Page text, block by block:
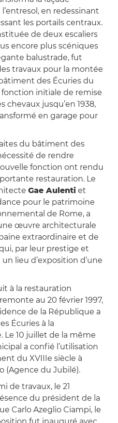
en redessinant
les portails centraux.
de deux escaliers
encore plus scéniques
balustrade, fut
travaux pour la montée
des Écuries du
fonction initiale de remise
chevaux jusqu’en 1938,
en garage pour
du bâtiment des
de rendre
fonction ont rendu
restauration. Le
Gae Aulentiet
pour le patrimoine
de Rome, a
œuvre architecturale
extraordinaire et de
par leur prestige et
lieu d’exposition d’une
à la restauration
au 20 février 1997,
de la République a
Écuries à la
Le 10 juillet de la même
a confié l’utilisation
du XVIIIe siècle à
(Agence du Jubilé).
de travaux, le 21
du président de la
Carlo Azeglio Ciampi, le